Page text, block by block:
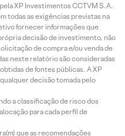
XP Investimentos CCTVM S.A.
todas as exigências previstas na
fornecer informações que
decisão de investimento, não
de compra e/ou venda de
neste relatório são consideradas
de fontes públicas. A XP
decisão tomada pelo
a classificação de risco dos
para cada perfil de
que as recomendações